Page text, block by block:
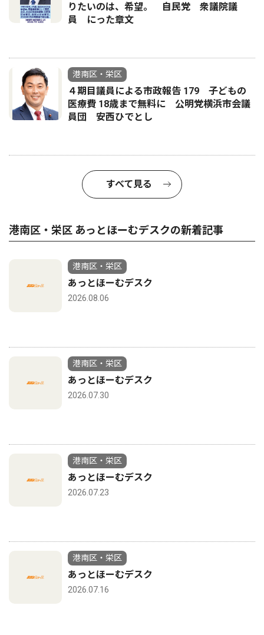
りたいのは、希望。 自民党 衆議院議
員 にった章文
港南区・栄区
４期目議員による市政報告 179 子どもの
医療費 18歳まで無料に 公明党横浜市会議
員団 安西ひでとし
すべて見る
港南区・栄区 あっとほーむデスクの新着記事
港南区・栄区
あっとほーむデスク
2026.08.06
港南区・栄区
あっとほーむデスク
2026.07.30
港南区・栄区
あっとほーむデスク
2026.07.23
港南区・栄区
あっとほーむデスク
2026.07.16